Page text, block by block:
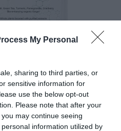
My Personal
sharing to third parties, or
sensitive information for
use the below opt-out
Please note that after your
may continue seeing
information utilized by